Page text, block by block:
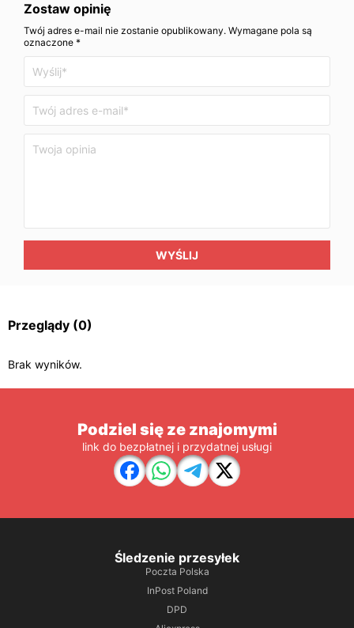
Zostaw opinię
Twój adres e-mail nie zostanie opublikowany. Wymagane pola są
oznaczone *
WYŚLIJ
Przeglądy (0)
Brak wyników.
Podziel się ze znajomymi
link do bezpłatnej i przydatnej usługi
Śledzenie przesyłek
Poczta Polska
InPost Poland
DPD